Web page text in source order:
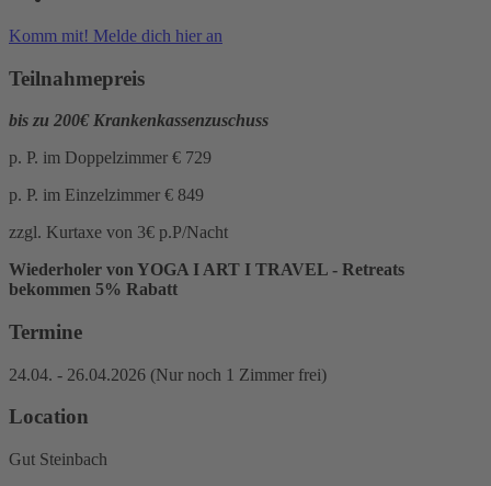
Komm mit! Melde dich hier an
Teilnahmepreis
bis zu 200€ Krankenkassenzuschuss
p. P. im Doppelzimmer € 729
p. P. im Einzelzimmer € 849
zzgl. Kurtaxe von 3€ p.P/Nacht
Wiederholer von YOGA I ART I TRAVEL - Retreats
bekommen 5% Rabatt
Termine
24.04. - 26.04.2026 (Nur noch 1 Zimmer frei)
Location
Gut Steinbach